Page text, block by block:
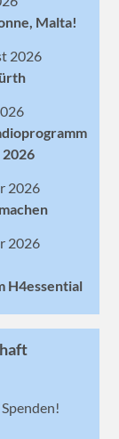
Malta!
2026
2026
2026
H4essential